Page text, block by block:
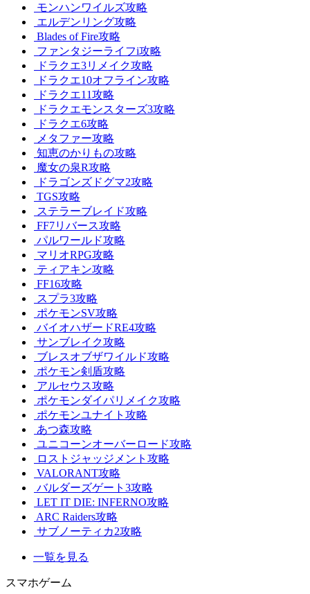
モンハンワイルズ攻略
エルデンリング攻略
Blades of Fire攻略
ファンタジーライフi攻略
ドラクエ3リメイク攻略
ドラクエ10オフライン攻略
ドラクエ11攻略
ドラクエモンスターズ3攻略
ドラクエ6攻略
メタファー攻略
知恵のかりもの攻略
魔女の泉R攻略
ドラゴンズドグマ2攻略
TGS攻略
ステラーブレイド攻略
FF7リバース攻略
パルワールド攻略
マリオRPG攻略
ティアキン攻略
FF16攻略
スプラ3攻略
ポケモンSV攻略
バイオハザードRE4攻略
サンブレイク攻略
ブレスオブザワイルド攻略
ポケモン剣盾攻略
アルセウス攻略
ポケモンダイパリメイク攻略
ポケモンユナイト攻略
あつ森攻略
ユニコーンオーバーロード攻略
ロストジャッジメント攻略
VALORANT攻略
バルダーズゲート3攻略
LET IT DIE: INFERNO攻略
ARC Raiders攻略
サブノーティカ2攻略
一覧を見る
スマホゲーム